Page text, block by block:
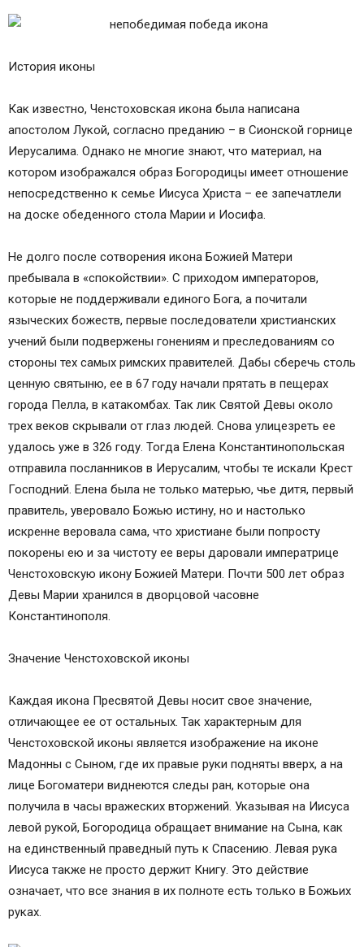
История иконы
Как известно, Ченстоховская икона была написана
апостолом Лукой, согласно преданию – в Сионской горнице
Иерусалима. Однако не многие знают, что материал, на
котором изображался образ Богородицы имеет отношение
непосредственно к семье Иисуса Христа – ее запечатлели
на доске обеденного стола Марии и Иосифа.
Не долго после сотворения икона Божией Матери
пребывала в «спокойствии». С приходом императоров,
которые не поддерживали единого Бога, а почитали
языческих божеств, первые последователи христианских
учений были подвержены гонениям и преследованиям со
стороны тех самых римских правителей. Дабы сберечь столь
ценную святыню, ее в 67 году начали прятать в пещерах
города Пелла, в катакомбах. Так лик Святой Девы около
трех веков скрывали от глаз людей. Снова улицезреть ее
удалось уже в 326 году. Тогда Елена Константинопольская
отправила посланников в Иерусалим, чтобы те искали Крест
Господний. Елена была не только матерью, чье дитя, первый
правитель, уверовало Божью истину, но и настолько
искренне веровала сама, что христиане были попросту
покорены ею и за чистоту ее веры даровали императрице
Ченстоховскую икону Божией Матери. Почти 500 лет образ
Девы Марии хранился в дворцовой часовне
Константинополя.
Значение Ченстоховской иконы
Каждая икона Пресвятой Девы носит свое значение,
отличающее ее от остальных. Так характерным для
Ченстоховской иконы является изображение на иконе
Мадонны с Сыном, где их правые руки подняты вверх, а на
лице Богоматери виднеются следы ран, которые она
получила в часы вражеских вторжений. Указывая на Иисуса
левой рукой, Богородица обращает внимание на Сына, как
на единственный праведный путь к Спасению. Левая рука
Иисуса также не просто держит Книгу. Это действие
означает, что все знания в их полноте есть только в Божьих
руках.